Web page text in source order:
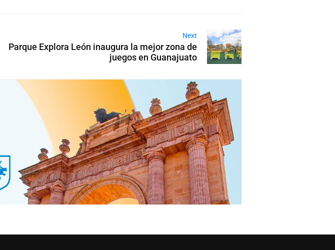
Next
Parque Explora León inaugura la mejor zona de
juegos en Guanajuato